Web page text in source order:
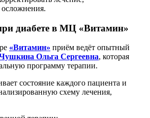
диабете в МЦ «Витамин»
«Витамин» приём ведёт опытный
Ольга Сергеевна, которая
программу терапии.
состояние каждого пациента и
схему лечения,